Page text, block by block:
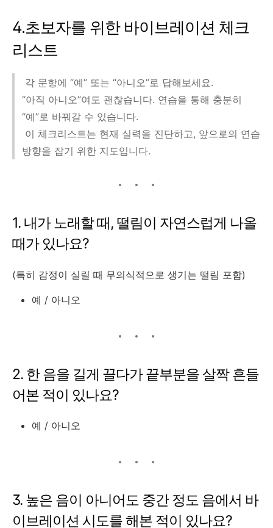
4.초보자를 위한 바이브레이션 체크
리스트
각 문항에 “예” 또는 “아니오”로 답해보세요.
“아직 아니오”여도 괜찮습니다. 연습을 통해 충분히
“예”로 바꿔갈 수 있습니다.
이 체크리스트는 현재 실력을 진단하고, 앞으로의 연습
방향을 잡기 위한 지도입니다.
1. 내가 노래할 때, 떨림이 자연스럽게 나올
때가 있나요?
(특히 감정이 실릴 때 무의식적으로 생기는 떨림 포함)
예 / 아니오
2. 한 음을 길게 끌다가 끝부분을 살짝 흔들
어본 적이 있나요?
예 / 아니오
3. 높은 음이 아니어도 중간 정도 음에서 바
이브레이션 시도를 해본 적이 있나요?